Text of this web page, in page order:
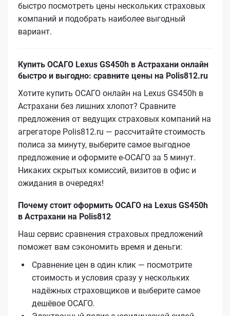
быстро посмотреть цены нескольких страховых
компаний и подобрать наиболее выгодный
вариант.
Купить ОСАГО Lexus GS450h в Астрахани онлайн
быстро и выгодно: сравните цены на Polis812.ru
Хотите купить ОСАГО онлайн на Lexus GS450h в
Астрахани без лишних хлопот? Сравните
предложения от ведущих страховых компаний на
агрегаторе Polis812.ru — рассчитайте стоимость
полиса за минуту, выберите самое выгодное
предложение и оформите е‑ОСАГО за 5 минут.
Никаких скрытых комиссий, визитов в офис и
ожидания в очередях!
Почему стоит оформить ОСАГО на Lexus GS450h
в Астрахани на Polis812
Наш сервис сравнения страховых предложений
поможет вам сэкономить время и деньги:
Сравнение цен в один клик — посмотрите
стоимость и условия сразу у нескольких
надёжных страховщиков и выберите самое
дешёвое ОСАГО.